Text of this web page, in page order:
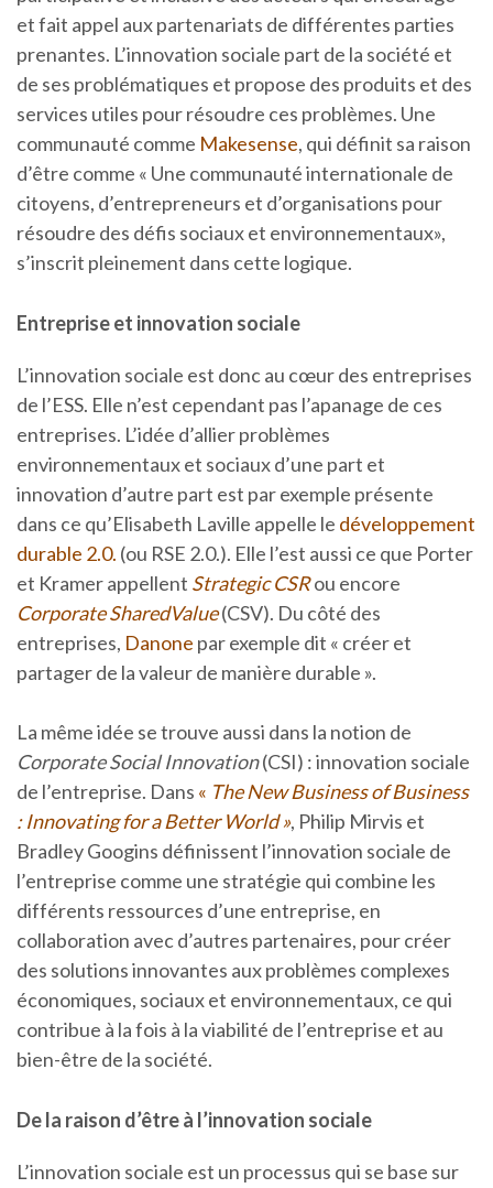
et fait appel aux partenariats de différentes parties
prenantes. L’innovation sociale part de la société et
de ses problématiques et propose des produits et des
services utiles pour résoudre ces problèmes. Une
communauté comme Makesense, qui définit sa raison
d’être comme « Une communauté internationale de
citoyens, d’entrepreneurs et d’organisations pour
résoudre des défis sociaux et environnementaux»,
s’inscrit pleinement dans cette logique.
Entreprise et innovation sociale
L’innovation sociale est donc au cœur des entreprises
de l’ESS. Elle n’est cependant pas l’apanage de ces
entreprises. L’idée d’allier problèmes
environnementaux et sociaux d’une part et
innovation d’autre part est par exemple présente
dans ce qu’Elisabeth Laville appelle le développement
durable 2.0. (ou RSE 2.0.). Elle l’est aussi ce que Porter
et Kramer appellent Strategic CSRou encore
Corporate SharedValue(CSV). Du côté des
entreprises, Danone par exemple dit « créer et
partager de la valeur de manière durable ».
La même idée se trouve aussi dans la notion de
Corporate Social Innovation(CSI) : innovation sociale
de l’entreprise. Dans « The New Business of Business
: Innovating for a Better World », Philip Mirvis et
Bradley Googins définissent l’innovation sociale de
l’entreprise comme une stratégie qui combine les
différents ressources d’une entreprise, en
collaboration avec d’autres partenaires, pour créer
des solutions innovantes aux problèmes complexes
économiques, sociaux et environnementaux, ce qui
contribue à la fois à la viabilité de l’entreprise et au
bien-être de la société.
De la raison d’être à l’innovation sociale
L’innovation sociale est un processus qui se base sur